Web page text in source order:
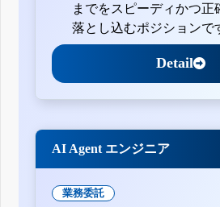
までをスピーディかつ正
落とし込むポジションで
Detail
AI Agent エンジニア
業務委託